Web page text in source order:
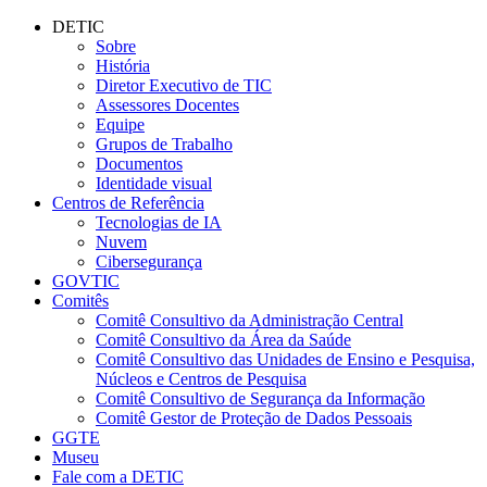
Conteúdo principal
DETIC
Sobre
História
Diretor Executivo de TIC
Assessores Docentes
Equipe
Grupos de Trabalho
Documentos
Identidade visual
Centros de Referência
Tecnologias de IA
Nuvem
Cibersegurança
GOVTIC
Comitês
Comitê Consultivo da Administração Central
Comitê Consultivo da Área da Saúde
Comitê Consultivo das Unidades de Ensino e Pesquisa,
Núcleos e Centros de Pesquisa
Comitê Consultivo de Segurança da Informação
Comitê Gestor de Proteção de Dados Pessoais
GGTE
Museu
Fale com a DETIC